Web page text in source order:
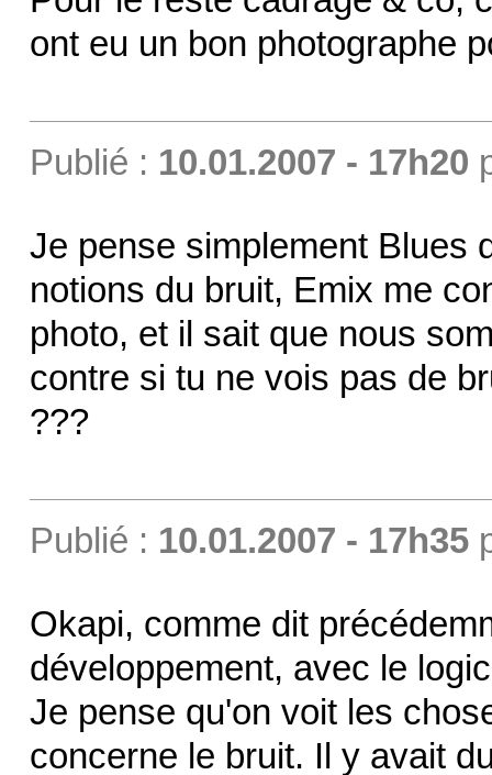
ont eu un bon photographe
Publié : 10.01.2007 - 17h20
Je pense simplement Blues
notions du bruit, Emix me
photo, et il sait que nous
contre si tu ne vois pas de
???
Publié : 10.01.2007 - 17h35
Okapi, comme dit
développement, avec le
Je pense qu'on voit les
concerne le bruit. Il y avait